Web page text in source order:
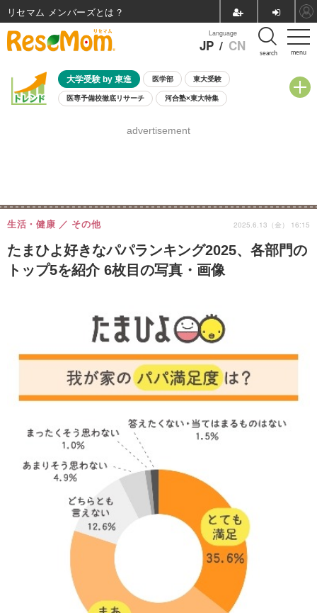
menu
Language
JP / CN search
大学受験 by 東進 医学部 東大受験
医専予備校徹底リサーチ 河合塾×東大特集
8月開催学校説明会・相談会
advertisement
たまひよ好きなパパランキング2025、各部門の
トップ5を紹介 6枚目の写真・画像
生活・健康 その他 2025.6.13（金） 16:15
リセマム メンバーズ